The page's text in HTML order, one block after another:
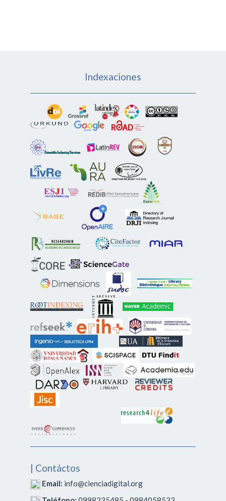
Indexaciones
| Contáctos
Email: info@cienciadigital.org